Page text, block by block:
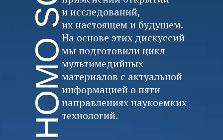
и исследований,
их настоящем и будущем.
На основе этих дискуссий
мы подготовили цикл
мультимедийных
материалов с актуальной
информацией о пяти
направлениях наукоемких
технологий.